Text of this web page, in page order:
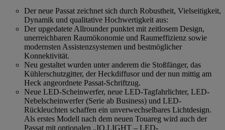
Der neue Passat zeichnet sich durch Robustheit, Vielseitigkeit,
Dynamik und qualitative Hochwertigkeit aus:
Der upgedatete Allrounder punktet mit zeitlosem Design,
unerreichbaren Raumökonomie und Raumeffizienz sowie
modernsten Assistenzsystemen und bestmöglicher
Konnektivität.
Neu gestaltet wurden unter anderem die Stoßfänger, das
Kühlerschutzgitter, der Heckdiffusor und der nun mittig am
Heck angeordnete Passat-Schriftzug.
Neue LED-Scheinwerfer, neue LED-Tagfahrlichter, LED-
Nebelscheinwerfer (Serie ab Business) und LED-
Rückleuchten schaffen ein unverwechselbares Lichtdesign.
Als erstes Modell nach dem neuen Touareg wird auch der
Passat mit optionalen „IQ.LIGHT – LED-